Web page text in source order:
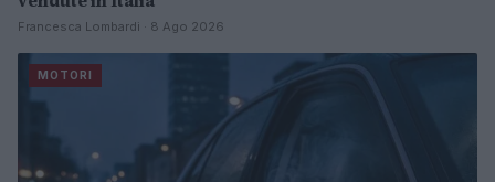
Francesca Lombardi · 8 Ago 2026
MOTORI